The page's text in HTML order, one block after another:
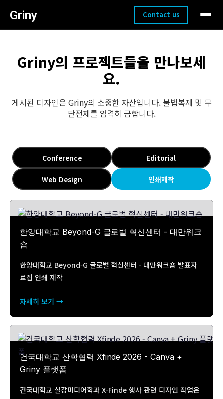
Griny Contact us
Griny의 프로젝트들을 만나보세
요.
게시된 디자인은 Griny의 소중한 자산입니다. 불법복제 및 무
단전제를 엄격히 금합니다.
Conference Editorial
Web Design 인쇄제작
한양대학교 Beyond-G 글로벌 혁신센터 - 대만워크
숍
한양대학교 Beyond-G 글로벌 혁신센터 - 대만워크숍 발표자
료집 인쇄 제작
자세히 보기 →
건국대학교 산학협력 Xfinde 2026 - Canva +
Griny 플랫폼
건국대학교 실감미디어학과 X-Finde 행사 관련 디자인 작업은